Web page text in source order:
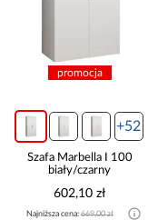
promocja
+52
Szafa Marbella I 100
biały/czarny
602,10 zł
Najniższa cena: 669,00 zł